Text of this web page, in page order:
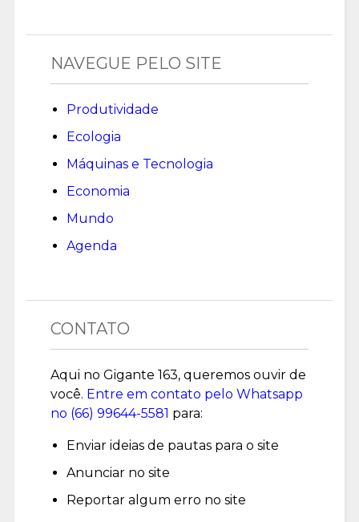
NAVEGUE PELO SITE
Produtividade
Ecologia
Máquinas e Tecnologia
Economia
Mundo
Agenda
CONTATO
Aqui no Gigante 163, queremos ouvir de
você. Entre em contato pelo Whatsapp
no (66) 99644-5581 para:
Enviar ideias de pautas para o site
Anunciar no site
Reportar algum erro no site